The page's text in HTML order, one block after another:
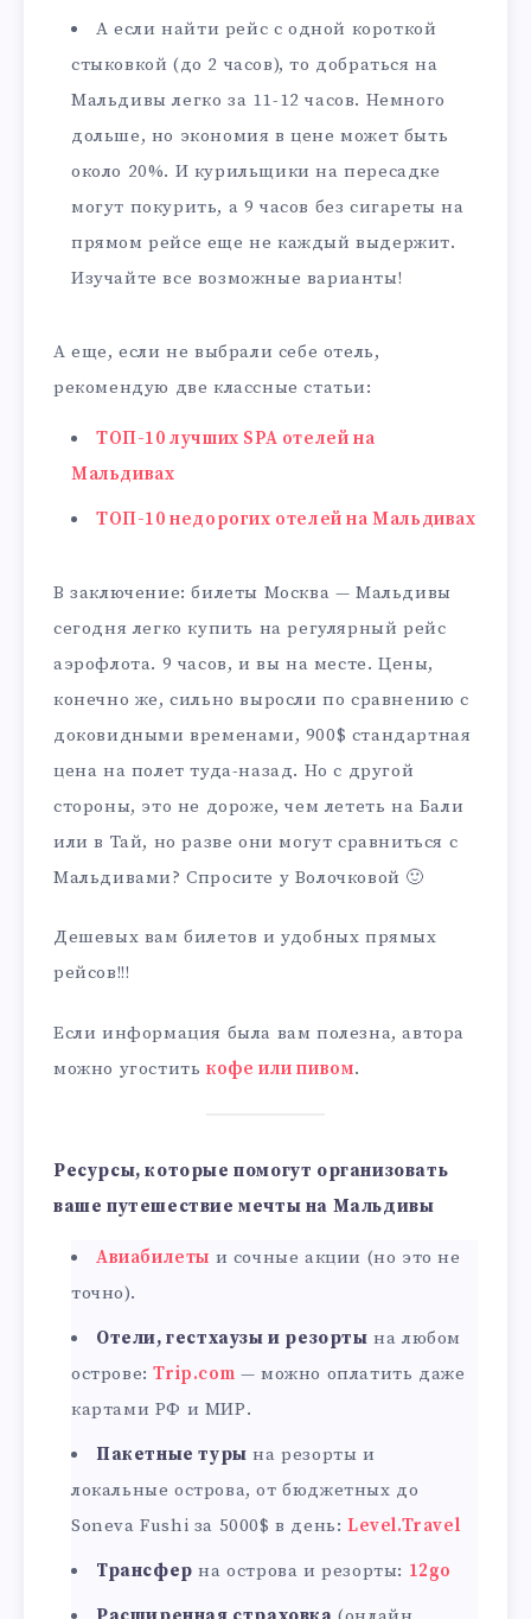
А если найти рейс с одной короткой
стыковкой (до 2 часов), то добраться на
Мальдивы легко за 11-12 часов. Немного
дольше, но экономия в цене может быть
около 20%. И курильщики на пересадке
могут покурить, а 9 часов без сигареты на
прямом рейсе еще не каждый выдержит.
Изучайте все возможные варианты!
А еще, если не выбрали себе отель,
рекомендую две классные статьи:
ТОП-10 лучших SPA отелей на
Мальдивах
ТОП-10 недорогих отелей на Мальдивах
В заключение: билеты Москва — Мальдивы
сегодня легко купить на регулярный рейс
аэрофлота. 9 часов, и вы на месте. Цены,
конечно же, сильно выросли по сравнению с
доковидными временами, 900$ стандартная
цена на полет туда-назад. Но с другой
стороны, это не дороже, чем лететь на Бали
или в Тай, но разве они могут сравниться с
Мальдивами? Спросите у Волочковой 🙂
Дешевых вам билетов и удобных прямых
рейсов!!!
Если информация была вам полезна, автора
можно угостить кофе или пивом.
Ресурсы, которые помогут организовать
ваше путешествие мечты на Мальдивы
Авиабилеты и сочные акции (но это не
точно).
Отели, гестхаузы и резорты на любом
острове:Trip.com — можно оплатить даже
картами РФ и МИР.
Пакетные туры на резорты и
локальные острова, от бюджетных до
Soneva Fushi за 5000$ в день:Level.Travel
Трансфер на острова и резорты: 12go